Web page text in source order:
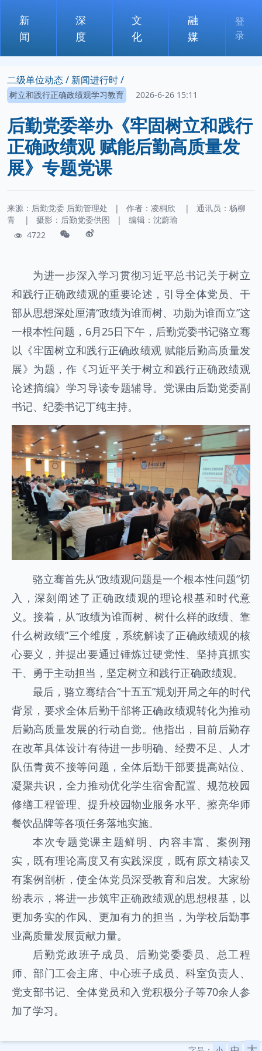
新
闻
深
度
文
化
融
媒
登
录
二级单位动态 / 新闻进行时 /
树立和践行正确政绩观学习教育 2026-6-26 15:11
后勤党委举办《牢固树立和践行
正确政绩观 赋能后勤高质量发
展》专题党课
来源：后勤党委 后勤管理处 | 作者： 凌桐欣 | 通讯员： 杨柳
青
| 摄影： 后勤党委供图 |
编辑：沈蔚瑜
4722
为进一步深入学习贯彻习近平总书记关于树立
和践行正确政绩观的重要论述，引导全体党员、干
部从思想深处厘清“政绩为谁而树、功勋为谁而立”这
一根本性问题，6月25日下午，后勤党委书记骆立骞
以《牢固树立和践行正确政绩观 赋能后勤高质量发
展》为题，作《习近平关于树立和践行正确政绩观
论述摘编》学习导读专题辅导。党课由后勤党委副
书记、纪委书记丁纯主持。
骆立骞首先从“政绩观问题是一个根本性问题”切
入，深刻阐述了正确政绩观的理论根基和时代意
义。接着，从“政绩为谁而树、树什么样的政绩、靠
什么树政绩”三个维度，系统解读了正确政绩观的核
心要义，并提出要通过锤炼过硬党性、坚持真抓实
干、勇于主动担当，坚定树立和践行正确政绩观。
最后，骆立骞结合“十五五”规划开局之年的时代
背景，要求全体后勤干部将正确政绩观转化为推动
后勤高质量发展的行动自觉。他指出，目前后勤存
在改革具体设计有待进一步明确、经费不足、人才
队伍青黄不接等问题，全体后勤干部要提高站位、
凝聚共识，全力推动优化学生宿舍配置、规范校园
修缮工程管理、提升校园物业服务水平、擦亮华师
餐饮品牌等各项任务落地实施。
本次专题党课主题鲜明、内容丰富、案例翔
实，既有理论高度又有实践深度，既有原文精读又
有案例剖析，使全体党员深受教育和启发。大家纷
纷表示，将进一步筑牢正确政绩观的思想根基，以
更加务实的作风、更加有力的担当，为学校后勤事
业高质量发展贡献力量。
后勤党政班子成员、后勤党委委员、总工程
师、部门工会主席、中心班子成员、科室负责人、
党支部书记、全体党员和入党积极分子等70余人参
加了学习。